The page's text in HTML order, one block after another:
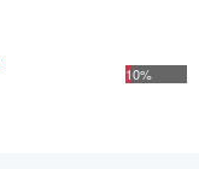
10%